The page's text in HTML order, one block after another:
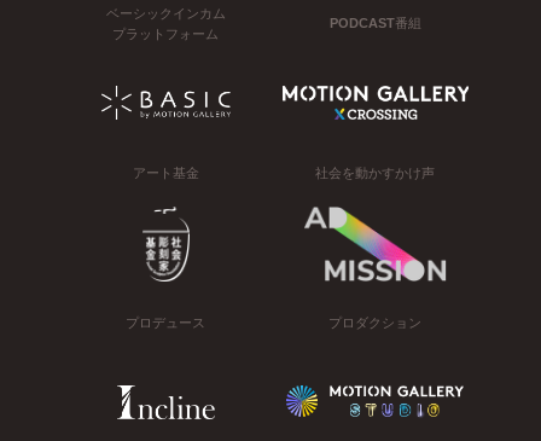
ベーシックインカム
プラットフォーム
PODCAST番組
アート基金 社会を動かすかけ声
プロデュース プロダクション